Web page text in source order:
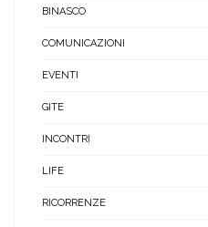
BINASCO
COMUNICAZIONI
EVENTI
GITE
INCONTRI
LIFE
RICORRENZE